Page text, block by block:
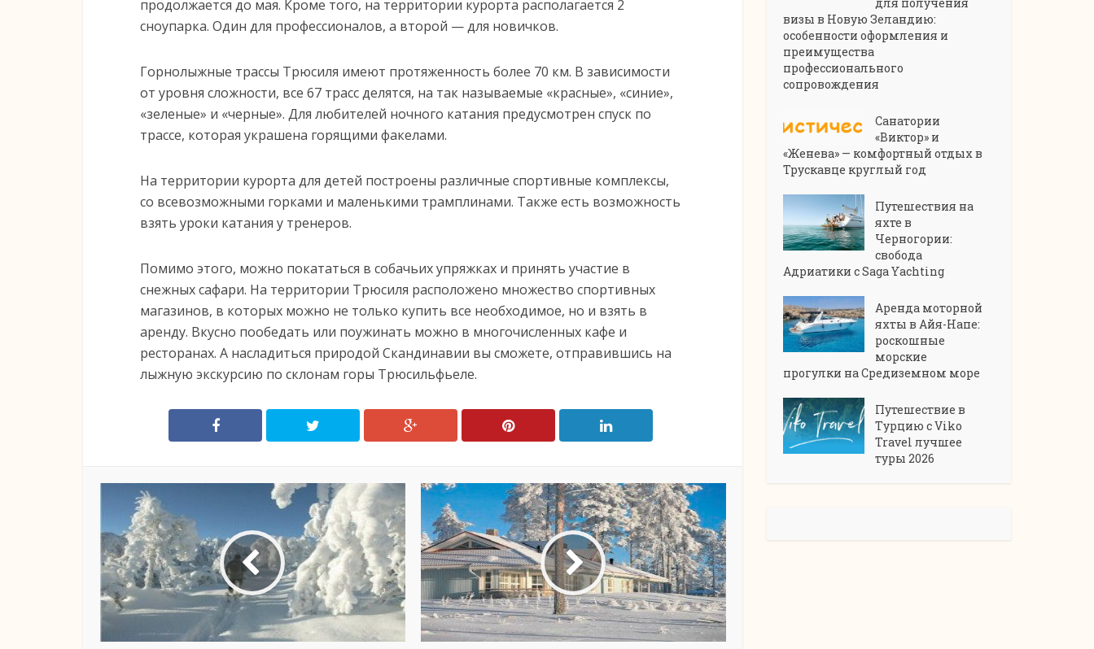
продолжается до мая. Кроме того, на территории курорта располагается 2
сноупарка. Один для профессионалов, а второй — для новичков.
Горнолыжные трассы Трюсиля имеют протяженность более 70 км. В зависимости
от уровня сложности, все 67 трасс делятся, на так называемые «красные», «синие»,
«зеленые» и «черные». Для любителей ночного катания предусмотрен спуск по
трассе, которая украшена горящими факелами.
На территории курорта для детей построены различные спортивные комплексы,
со всевозможными горками и маленькими трамплинами. Также есть возможность
взять уроки катания у тренеров.
Помимо этого, можно покататься в собачьих упряжках и принять участие в
снежных сафари. На территории Трюсиля расположено множество спортивных
магазинов, в которых можно не только купить все необходимое, но и взять в
аренду. Вкусно пообедать или поужинать можно в многочисленных кафе и
ресторанах. А насладиться природой Скандинавии вы сможете, отправившись на
лыжную экскурсию по склонам горы Трюсильфьеле.
визы в Новую Зеландию:
особенности оформления и
преимущества
профессионального
сопровождения
Санатории
«Виктор» и
«Женева» — комфортный отдых в
Трускавце круглый год
Путешествия на
яхте в
Черногории:
свобода
Адриатики с Saga Yachting
Аренда моторной
яхты в Айя-Напе:
роскошные
морские
прогулки на Средиземном море
Путешествие в
Турцию с Viko
Travel лучшее
туры 2026